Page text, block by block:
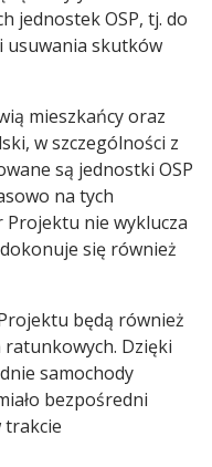
jednostek OSP, tj. do
usuwania skutków
mieszkańcy oraz
w szczególności z
są jednostki OSP
na tych
Projektu nie wyklucza
się również
będą również
ratunkowych. Dzięki
samochody
bezpośredni
trakcie